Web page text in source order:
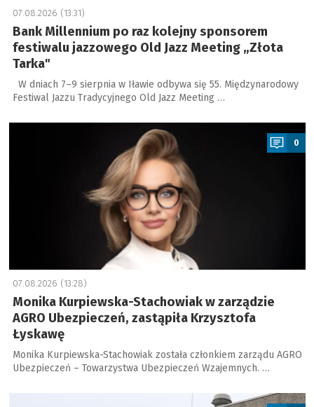
07.08.2026 (13:31)
Bank Millennium po raz kolejny sponsorem
festiwalu jazzowego Old Jazz Meeting „Złota
Tarka"
W dniach 7–9 sierpnia w Iławie odbywa się 55. Międzynarodowy
Festiwal Jazzu Tradycyjnego Old Jazz Meeting …
a
0
07.08.2026 (13:28)
Monika Kurpiewska-Stachowiak w zarządzie
AGRO Ubezpieczeń, zastąpiła Krzysztofa
Łyskawę
Monika Kurpiewska-Stachowiak została członkiem zarządu AGRO
Ubezpieczeń – Towarzystwa Ubezpieczeń Wzajemnych. …